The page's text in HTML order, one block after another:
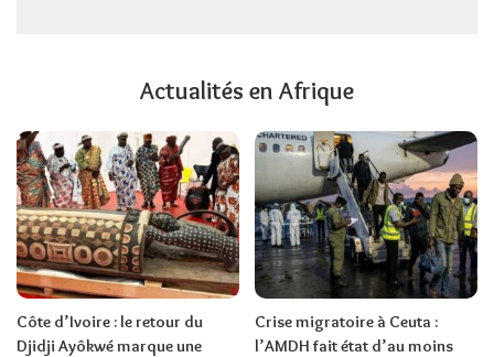
Actualités en Afrique
Côte d’Ivoire : le retour du
Djidji Ayôkwé marque une
Crise migratoire à Ceuta :
l’AMDH fait état d’au moins